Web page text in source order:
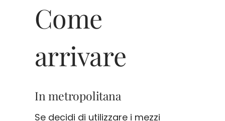
Come
arrivare
In metropolitana
Se decidi di utilizzare i mezzi